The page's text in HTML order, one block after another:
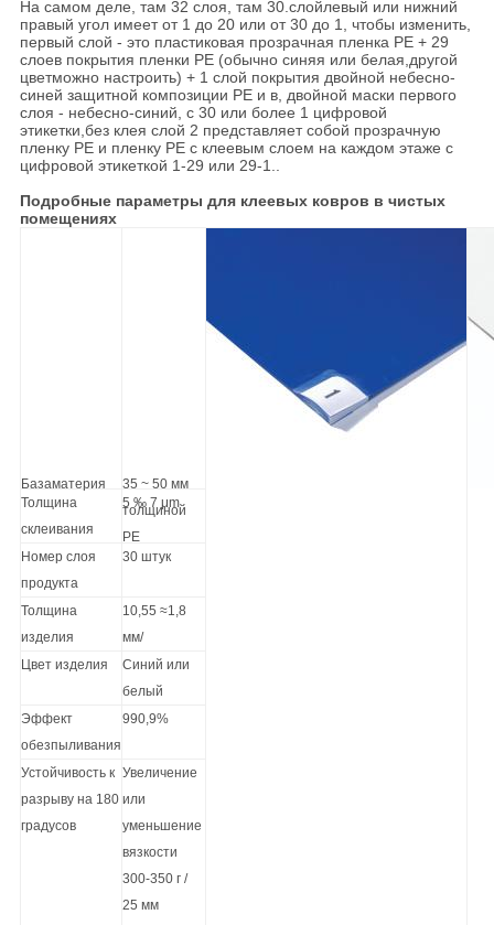
На самом деле, там 32 слоя, там 30.слойлевый или нижний
правый угол имеет от 1 до 20 или от 30 до 1, чтобы изменить,
первый слой - это пластиковая прозрачная пленка PE + 29
слоев покрытия пленки PE (обычно синяя или белая,другой
цветможно настроить) + 1 слой покрытия двойной небесно-
синей защитной композиции PE и в, двойной маски первого
слоя - небесно-синий, с 30 или более 1 цифровой
этикетки,без клея слой 2 представляет собой прозрачную
пленку PE и пленку PE с клеевым слоем на каждом этаже с
цифровой этикеткой 1-29 или 29-1..
Подробные параметры для клеевых ковров в чистых
помещениях
Базаматерия
35 ~ 50 мм
толщиной
PE
Толщина
склеивания
5 ‰ 7 μm
Номер слоя
продукта
30 штук
Толщина
изделия
10,55 ≈1,8
мм/
Цвет изделия
Синий или
белый
Эффект
обезпыливания
990,9%
Устойчивость к
разрыву на 180
градусов
Увеличение
или
уменьшение
вязкости
300-350 г /
25 мм